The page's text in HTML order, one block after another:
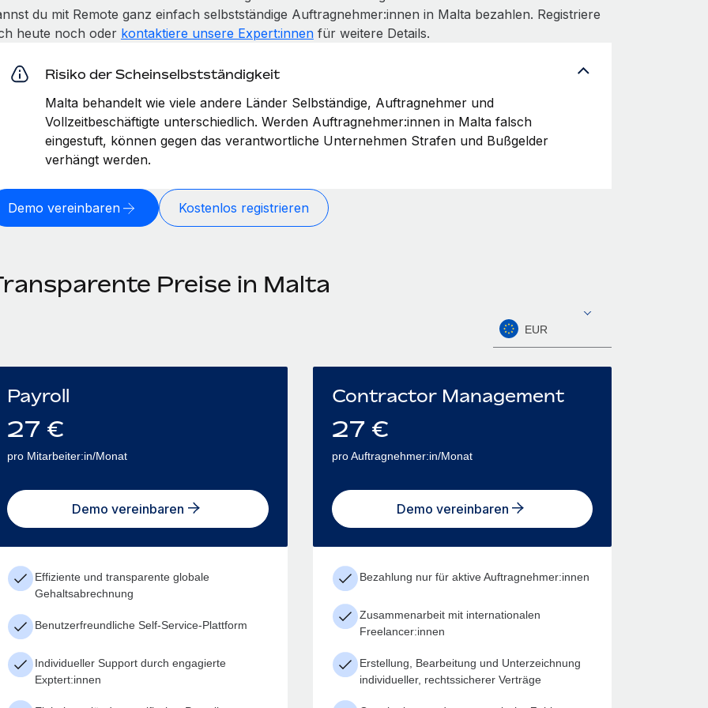
du mit Remote ganz einfach selbstständige Auftragnehmer:innen in Malta bezahlen. Registriere
heute noch oder kontaktiere unsere Expert:innenfür weitere Details.
Risiko der Scheinselbstständigkeit
Malta behandelt wie viele andere Länder Selbständige, Auftragnehmer und
Vollzeitbeschäftigte unterschiedlich. Werden Auftragnehmer:innen in Malta falsch
eingestuft, können gegen das verantwortliche Unternehmen Strafen und Bußgelder
verhängt werden.
Demo vereinbaren Kostenlos registrieren
Preise in Malta
EUR
Payroll
27 €
pro Mitarbeiter:in/Monat
Demo vereinbaren
Effiziente und transparente globale
Gehaltsabrechnung
Benutzerfreundliche Self-Service-Plattform
Individueller Support durch engagierte
Exptert:innen
Contractor Management
27 €
pro Auftragnehmer:in/Monat
Demo vereinbaren
Bezahlung nur für aktive Auftragnehmer:innen
Zusammenarbeit mit internationalen
Freelancer:innen
Erstellung, Bearbeitung und Unterzeichnung
individueller, rechtssicherer Verträge